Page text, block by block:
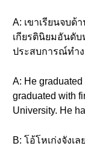
A: เขาเรียนจบด้
เกียรตินิยมอันดั
ประสบการณ์ทำ
A: He
graduated with
University. He
B: โอ้โหเก่งจังเ